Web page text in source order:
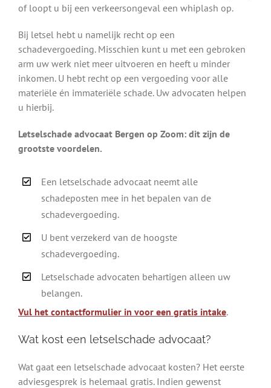
of loopt u bij een verkeersongeval een whiplash op.
Bij letsel hebt u namelijk recht op een
schadevergoeding. Misschien kunt u met een gebroken
arm uw werk niet meer uitvoeren en heeft u minder
inkomen. U hebt recht op een vergoeding voor alle
materiële én immateriële schade. Uw advocaten helpen
u hierbij.
Letselschade advocaat Bergen op Zoom: dit zijn de
grootste voordelen.
Een letselschade advocaat neemt alle
schadeposten mee in het bepalen van de
schadevergoeding.
U bent verzekerd van de hoogste
schadevergoeding.
Letselschade advocaten behartigen alleen uw
belangen.
Vul het contactformulier in voor een gratis intake.
Wat kost een letselschade advocaat?
Wat gaat een letselschade advocaat kosten? Het eerste
adviesgesprek is helemaal gratis. Indien gewenst